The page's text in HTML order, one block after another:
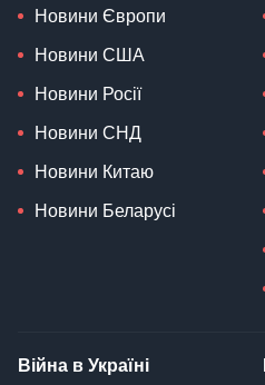
Новини Європи
Новини США
Новини Росії
Новини СНД
Новини Китаю
Новини Беларусі
Війна в Україні